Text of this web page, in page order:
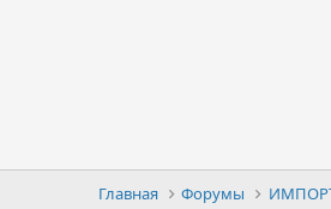
Главная Форумы